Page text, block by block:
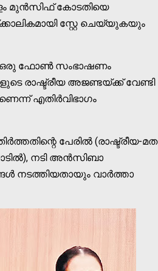
മുന്‍സിഫ് കോടതിയെ
സ്റ്റേ ചെയ്യുകയും
ഒരു ഫോണ്‍ സംഭാഷണം
രാഷ്ട്രീയ അജണ്ടയ്ക്ക് വേണ്ടി
എതിര്‍വിഭാഗം
പേരില്‍ (രാഷ്ട്രീയ-മത
നടി അന്‍സിബാ
നടത്തിയതായും വാര്‍ത്താ